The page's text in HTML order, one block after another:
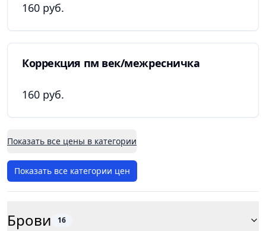
160 руб.
Коррекция пм век/межресничка
160 руб.
Показать все цены в категории
Показать все категории цен
Брови 16